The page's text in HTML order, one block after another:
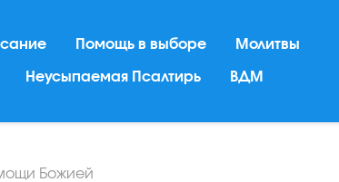
Помощь в выборе Молитвы
Неусыпаемая Псалтирь ВДМ
Божией